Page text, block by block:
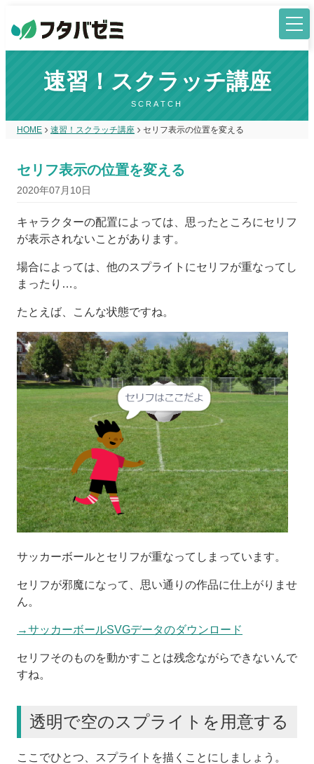
速習！スクラッチ講座
SCRATCH
HOME 速習！スクラッチ講座 セリフ表示の位置を変える
セリフ表示の位置を変える
2020年07月10日
キャラクターの配置によっては、思ったところにセリフ
が表示されないことがあります。
場合によっては、他のスプライトにセリフが重なってし
まったり…。
たとえば、こんな状態ですね。
サッカーボールとセリフが重なってしまっています。
セリフが邪魔になって、思い通りの作品に仕上がりませ
ん。
→サッカーボールSVGデータのダウンロード
セリフそのものを動かすことは残念ながらできないんで
すね。
透明で空のスプライトを用意する
ここでひとつ、スプライトを描くことにしましょう。